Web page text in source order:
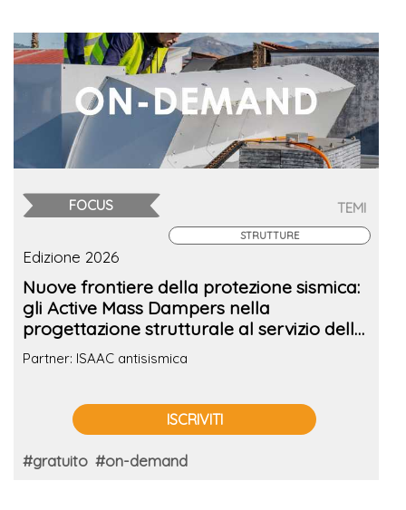
FOCUS TEMI
STRUTTURE
Edizione 2026
Nuove frontiere della protezione sismica:
gli Active Mass Dampers nella
progettazione strutturale al servizio della
comunità
Partner: ISAAC antisismica
ISCRIVITI
#gratuito #on-demand